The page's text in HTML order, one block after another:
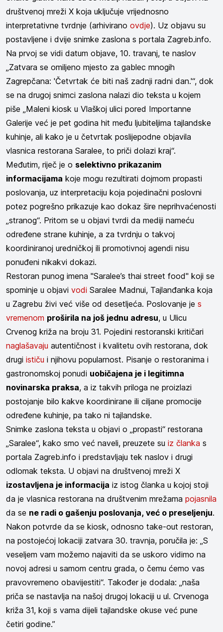
društvenoj mreži X koja uključuje vrijednosno
interpretativne tvrdnje (arhivirano ovdje). Uz objavu su
postavljene i dvije snimke zaslona s portala Zagreb.info.
Na prvoj se vidi datum objave, 10. travanj, te naslov
„Zatvara se omiljeno mjesto za gablec mnogih
Zagrepčana: 'Četvrtak će biti naš zadnji radni dan.'“, dok
se na drugoj snimci zaslona nalazi dio teksta u kojem
piše „Maleni kiosk u Vlaškoj ulici pored Importanne
Galerije već je pet godina hit među ljubiteljima tajlandske
kuhinje, ali kako je u četvrtak poslijepodne objavila
vlasnica restorana Saralee, to priči dolazi kraj“.
Međutim, riječ je o selektivno prikazanim
informacijama koje mogu rezultirati dojmom propasti
poslovanja, uz interpretaciju koja pojedinačni poslovni
potez pogrešno prikazuje kao dokaz šire neprihvaćenosti
„stranog“. Pritom se u objavi tvrdi da mediji nameću
određene strane kuhinje, a za tvrdnju o takvoj
koordiniranoj uredničkoj ili promotivnoj agendi nisu
ponuđeni nikakvi dokazi.
Restoran punog imena "Saralee’s thai street food" koji se
spominje u objavi vodi Saralee Madnui, Tajlanđanka koja
u Zagrebu živi već više od desetljeća. Poslovanje je s
vremenom proširila na još jednu adresu, u Ulicu
Crvenog križa na broju 31. Pojedini restoranski kritičari
naglašavaju autentičnost i kvalitetu ovih restorana, dok
drugi ističu i njihovu popularnost. Pisanje o restoranima i
gastronomskoj ponudi uobičajena je i legitimna
novinarska praksa, a iz takvih priloga ne proizlazi
postojanje bilo kakve koordinirane ili ciljane promocije
određene kuhinje, pa tako ni tajlandske.
Snimke zaslona teksta u objavi o „propasti“ restorana
„Saralee“, kako smo već naveli, preuzete su iz članka s
portala Zagreb.info i predstavljaju tek naslov i drugi
odlomak teksta. U objavi na društvenoj mreži X
izostavljena je informacija iz istog članka u kojoj stoji
da je vlasnica restorana na društvenim mrežama pojasnila
da se ne radi o gašenju poslovanja, već o preseljenju.
Nakon potvrde da se kiosk, odnosno take-out restoran,
na postojećoj lokaciji zatvara 30. travnja, poručila je: „S
veseljem vam možemo najaviti da se uskoro vidimo na
novoj adresi u samom centru grada, o čemu ćemo vas
pravovremeno obavijestiti“. Također je dodala: „naša
priča se nastavlja na našoj drugoj lokaciji u ul. Crvenoga
križa 31, koji s vama dijeli tajlandske okuse već pune
četiri godine.”